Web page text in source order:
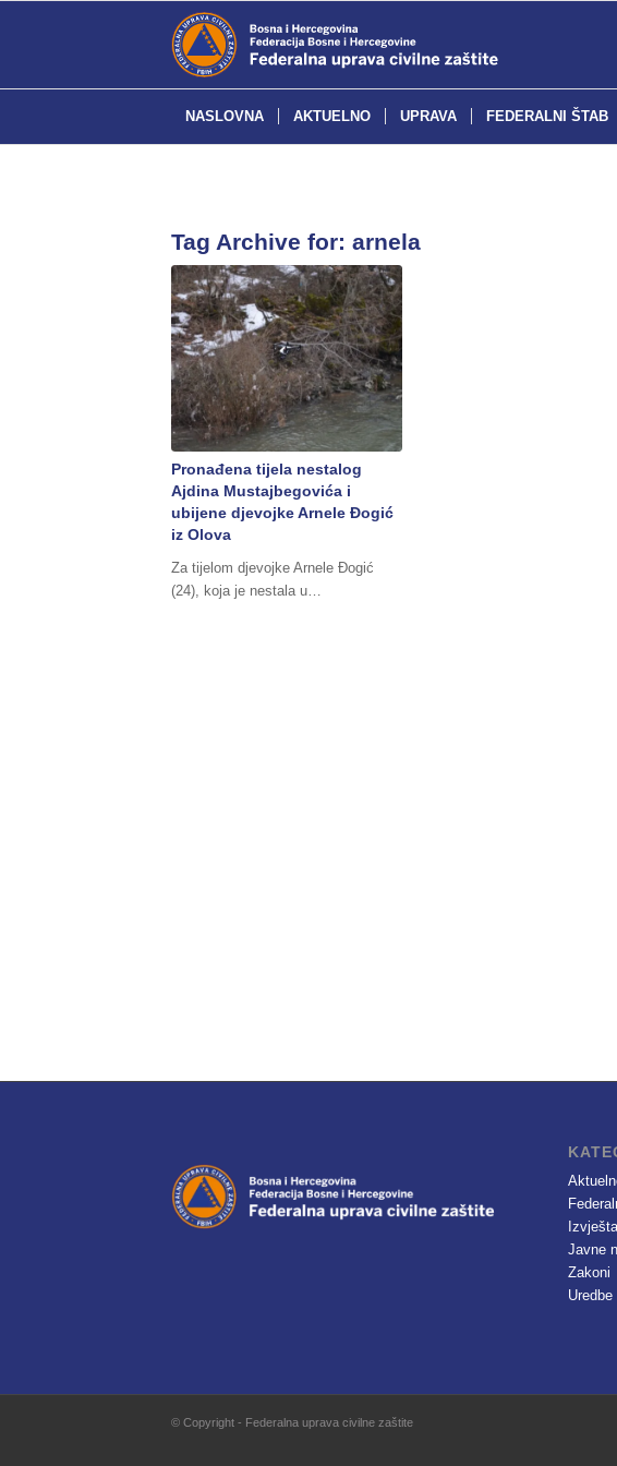
NASLOVNA AKTUELNO UPRAVA FEDERALNI ŠTAB
Tag Archive for: arnela
Pronađena tijela nestalog
Ajdina Mustajbegovića i
ubijene djevojke Arnele Đogić
iz Olova
Za tijelom djevojke Arnele Đogić
(24), koja je nestala u…
Javne
Zakoni
Uredbe
© Copyright - Federalna uprava civilne zaštite